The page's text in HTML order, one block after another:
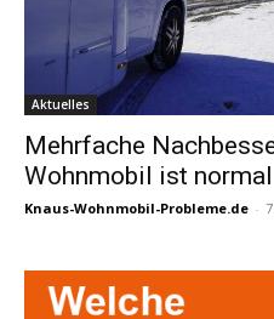
Aktuelles
Mehrfache
Wohnmobil ist normal
Knaus-Wohnmobil-Probleme.de -